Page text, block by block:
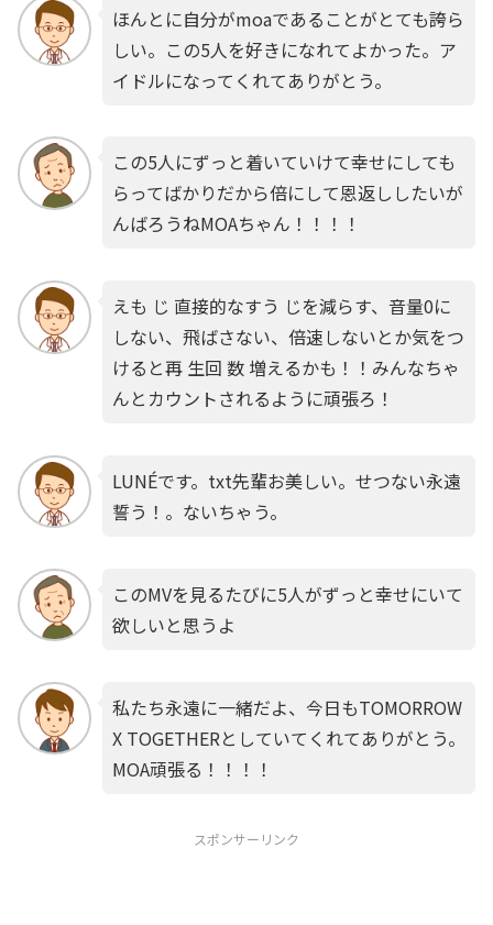
ほんとに自分がmoaであることがとても誇ら
しい。この5人を好きになれてよかった。ア
イドルになってくれてありがとう。
この5人にずっと着いていけて幸せにしても
らってばかりだから倍にして恩返ししたいが
んばろうねMOAちゃん！！！！
えも じ 直接的なすう じを減らす、音量0に
しない、飛ばさない、倍速しないとか気をつ
けると再 生回 数 増えるかも！！みんなちゃ
んとカウントされるように頑張ろ！
LUNÉです。txt先輩お美しい。せつない永遠
誓う！。ないちゃう。
このMVを見るたびに5人がずっと幸せにいて
欲しいと思うよ
私たち永遠に一緒だよ、今日もTOMORROW
X TOGETHERとしていてくれてありがとう。
MOA頑張る！！！！
スポンサーリンク